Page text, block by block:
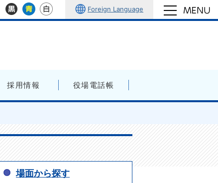
Foreign Language
採用情報 役場電話帳
場面から探す